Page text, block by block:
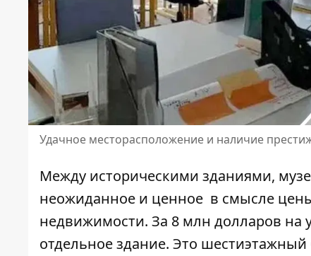
Удачное месторасположение и наличие
Между историческими зданиями,
неожиданное и ценное в смысле
недвижимости. За 8 млн долларов на
отдельное здание. Это